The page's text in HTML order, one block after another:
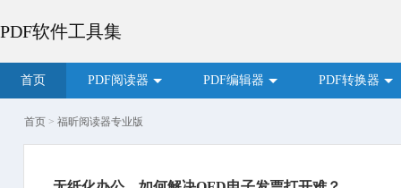
PDF软件工具集
首页 PDF阅读器 PDF编辑器 PDF转换器
首页 > 福昕阅读器专业版